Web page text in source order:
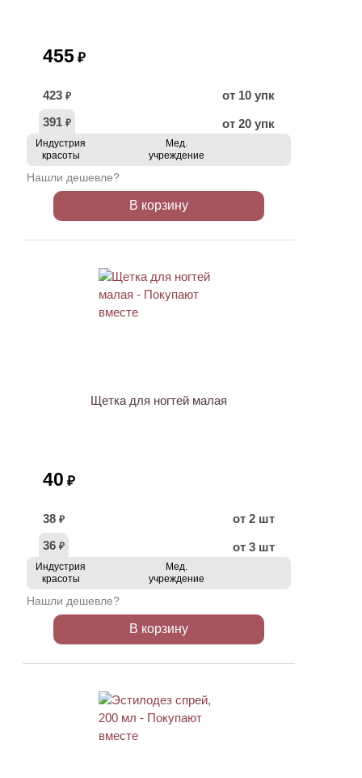
455 ₽
423 ₽
от 10 упк
391 ₽ от 20 упк
Индустрия
красоты
Мед.
учреждение
Нашли дешевле?
В корзину
Щетка для ногтей малая
40 ₽
38 ₽
от 2 шт
36 ₽ от 3 шт
Индустрия
красоты
Мед.
учреждение
Нашли дешевле?
В корзину